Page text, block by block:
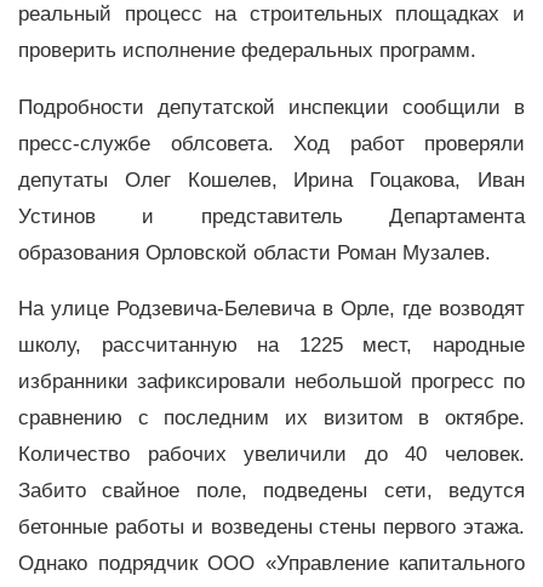
реальный процесс на строительных площадках и
проверить исполнение федеральных программ.
Подробности депутатской инспекции сообщили в
пресс-службе облсовета. Ход работ проверяли
депутаты Олег Кошелев, Ирина Гоцакова, Иван
Устинов и представитель Департамента
образования Орловской области Роман Музалев.
На улице Родзевича-Белевича в Орле, где возводят
школу, рассчитанную на 1225 мест, народные
избранники зафиксировали небольшой прогресс по
сравнению с последним их визитом в октябре.
Количество рабочих увеличили до 40 человек.
Забито свайное поле, подведены сети, ведутся
бетонные работы и возведены стены первого этажа.
Однако подрядчик ООО «Управление капитального